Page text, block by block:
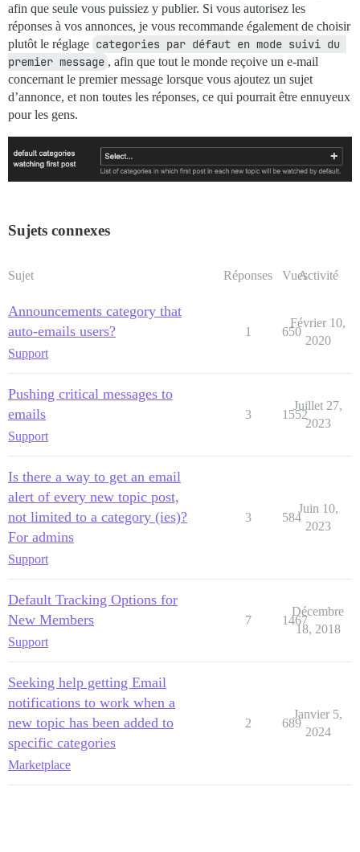
afin que seule vous puissiez y publier. Si vous autorisez les
réponses à vos annonces, je vous recommande également de choisir
plutôt le réglage categories par défaut en mode suivi du
premier message , afin que tout le monde reçoive un e-mail
concernant le premier message lorsque vous ajoutez un sujet
d’annonce, et non toutes les réponses, ce qui pourrait être ennuyeux
pour les gens.
Sujets connexes
Sujet Réponses VuesActivité
Announcements category that
auto-emails users?
Support
1 650
Février 10,
2020
Pushing critical messages to
emails
Support
3 1552
Juillet 27,
2023
Is there a way to get an email
alert of every new topic post,
not limited to a category (ies)?
For admins
Support
3 584
Juin 10,
2023
Default Tracking Options for
New Members
Support
7 1467
Décembre
18, 2018
Seeking help getting Email
notifications to work when a
new topic has been added to
specific categories
Marketplace
2 689
Janvier 5,
2024